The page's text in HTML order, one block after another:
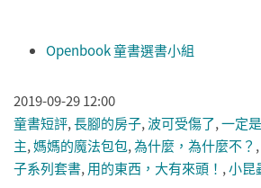
Openbook 童書選書小組
2019-09-29 12:00
童書短評,長腳的房子,波可受傷了,一定
主,媽媽的魔法包包,為什麼，為什麼不？ ,
子系列套書, 用的東西，大有來頭！ ,小昆